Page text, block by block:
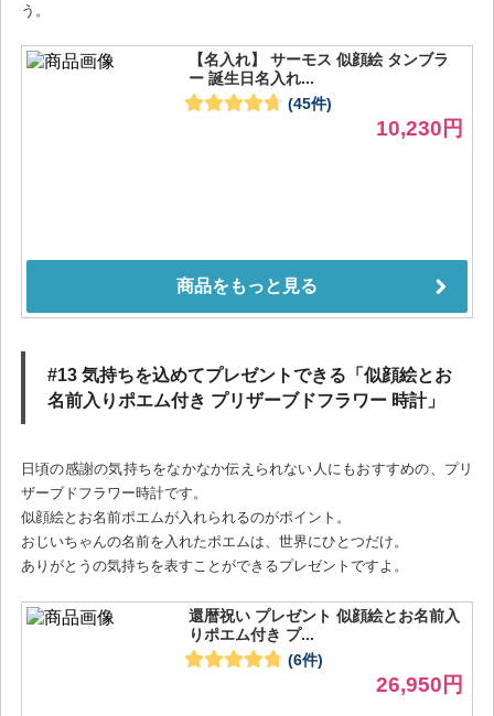
う。
#13 気持ちを込めてプレゼントできる「似顔絵とお
名前入りポエム付き プリザーブドフラワー 時計」
日頃の感謝の気持ちをなかなか伝えられない人にもおすすめの、プリ
ザーブドフラワー時計です。
似顔絵とお名前ポエムが入れられるのがポイント。
おじいちゃんの名前を入れたポエムは、世界にひとつだけ。
ありがとうの気持ちを表すことができるプレゼントですよ。